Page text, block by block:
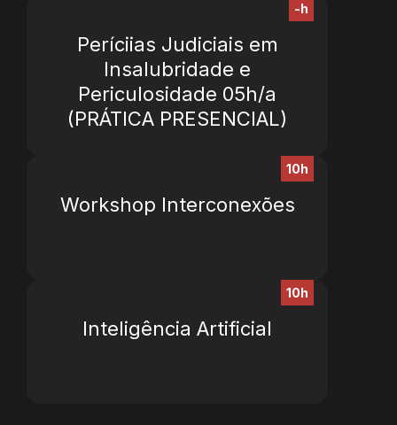
-h
Períciias Judiciais em
Insalubridade e
Periculosidade 05h/a
(PRÁTICA PRESENCIAL)
10h
Workshop Interconexões
10h
Inteligência Artificial